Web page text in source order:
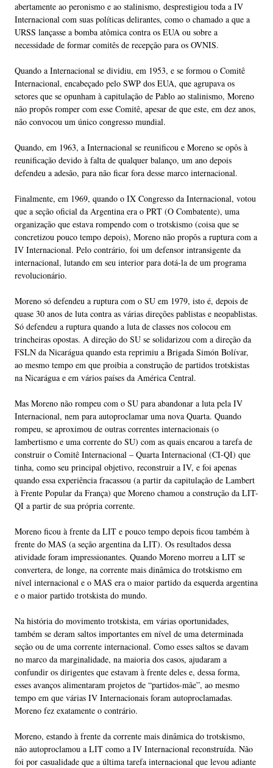
abertamente ao peronismo e ao stalinismo, desprestigiou toda a IV
Internacional com suas políticas delirantes, como o chamado a que a
URSS lançasse a bomba atômica contra os EUA ou sobre a
necessidade de formar comitês de recepção para os OVNIS.
Quando a Internacional se dividiu, em 1953, e se formou o Comitê
Internacional, encabeçado pelo SWP dos EUA, que agrupava os
setores que se opunham à capitulação de Pablo ao stalinismo, Moreno
não propôs romper com esse Comitê, apesar de que este, em dez anos,
não convocou um único congresso mundial.
Quando, em 1963, a Internacional se reunificou e Moreno se opôs à
reunificação devido à falta de qualquer balanço, um ano depois
defendeu a adesão, para não ficar fora desse marco internacional.
Finalmente, em 1969, quando o IX Congresso da Internacional, votou
que a seção oficial da Argentina era o PRT (O Combatente), uma
organização que estava rompendo com o trotskismo (coisa que se
concretizou pouco tempo depois), Moreno não propôs a ruptura com a
IV Internacional. Pelo contrário, foi um defensor intransigente da
internacional, lutando em seu interior para dotá-la de um programa
revolucionário.
Moreno só defendeu a ruptura com o SU em 1979, isto é, depois de
quase 30 anos de luta contra as várias direções pablistas e neopablistas.
Só defendeu a ruptura quando a luta de classes nos colocou em
trincheiras opostas. A direção do SU se solidarizou com a direção da
FSLN da Nicarágua quando esta reprimiu a Brigada Simón Bolívar,
ao mesmo tempo em que proibia a construção de partidos trotskistas
na Nicarágua e em vários países da América Central.
Mas Moreno não rompeu com o SU para abandonar a luta pela IV
Internacional, nem para autoproclamar uma nova Quarta. Quando
rompeu, se aproximou de outras correntes internacionais (o
lambertismo e uma corrente do SU) com as quais encarou a tarefa de
construir o Comitê Internacional – Quarta Internacional (CI-QI) que
tinha, como seu principal objetivo, reconstruir a IV, e foi apenas
quando essa experiência fracassou (a partir da capitulação de Lambert
à Frente Popular da França) que Moreno chamou a construção da LIT-
QI a partir de sua própria corrente.
Moreno ficou à frente da LIT e pouco tempo depois ficou também à
frente do MAS (a seção argentina da LIT). Os resultados dessa
atividade foram impressionantes. Quando Moreno morreu a LIT se
convertera, de longe, na corrente mais dinâmica do trotskismo em
nível internacional e o MAS era o maior partido da esquerda argentina
e o maior partido trotskista do mundo.
Na história do movimento trotskista, em várias oportunidades,
também se deram saltos importantes em nível de uma determinada
seção ou de uma corrente internacional. Como esses saltos se davam
no marco da marginalidade, na maioria dos casos, ajudaram a
confundir os dirigentes que estavam à frente deles e, dessa forma,
esses avanços alimentaram projetos de “partidos-mãe”, ao mesmo
tempo em que várias IV Internacionais foram autoproclamadas.
Moreno fez exatamente o contrário.
Moreno, estando à frente da corrente mais dinâmica do trotskismo,
não autoproclamou a LIT como a IV Internacional reconstruída. Não
foi por casualidade que a última tarefa internacional que levou adiante